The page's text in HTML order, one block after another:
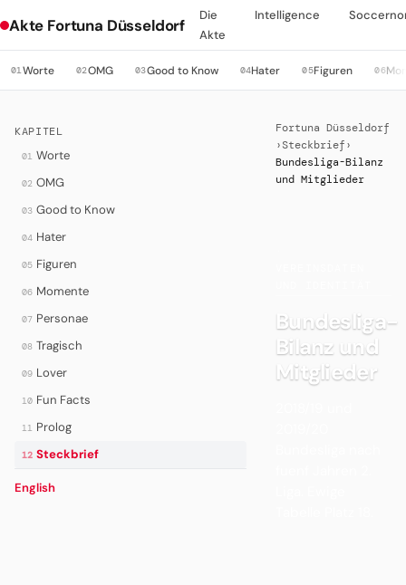
Akte Fortuna Düsseldorf
Die
Akte
Intelligence
01Worte 02OMG 03Good to Know 04Hater 05Figuren 06
KAPITEL
01 Worte
02 OMG
03 Good to Know
04 Hater
05 Figuren
06 Momente
07 Personae
08 Tragisch
09 Lover
10 Fun Facts
11 Prolog
12 Steckbrief
English
Fortuna Düsseldorf
› Steckbrief ›
Bundesliga-Bilanz
und Mitglieder
Bundesliga-
Bilanz und
Mitglieder